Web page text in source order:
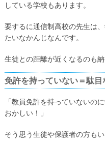
している学校もあります。
要するに通信制高校の先生は
たいなかんじなんです。
生徒との距離が近くなるのも納
免許を持っていない＝駄目
「教員免許を持っていないの
おかしい！」
そう思う生徒や保護者の方もい